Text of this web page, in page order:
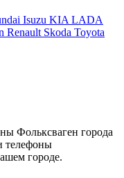
Isuzu KIA LADA
Renault Skoda Toyota
Фольксваген города
телефоны
городе.